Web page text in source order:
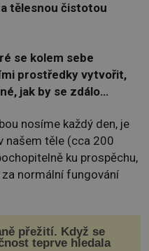
tělesnou čistotou
se kolem sebe
prostředky vytvořit,
jak by se zdálo…
nosíme každý den, je
našem těle (cca 200
ku prospěchu,
normální fungování
přežití. Když se
teprve hledala